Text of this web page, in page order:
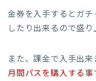
金券を入手するとガ
したり出来るので盛り
また、課金で入手出来
月間パスを購入する事